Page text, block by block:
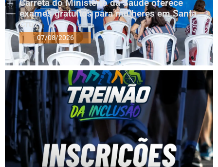
Carreta do Ministério da Saúde oferece
exames gratuitos para mulheres em Santa
Cruz
07/08/2026